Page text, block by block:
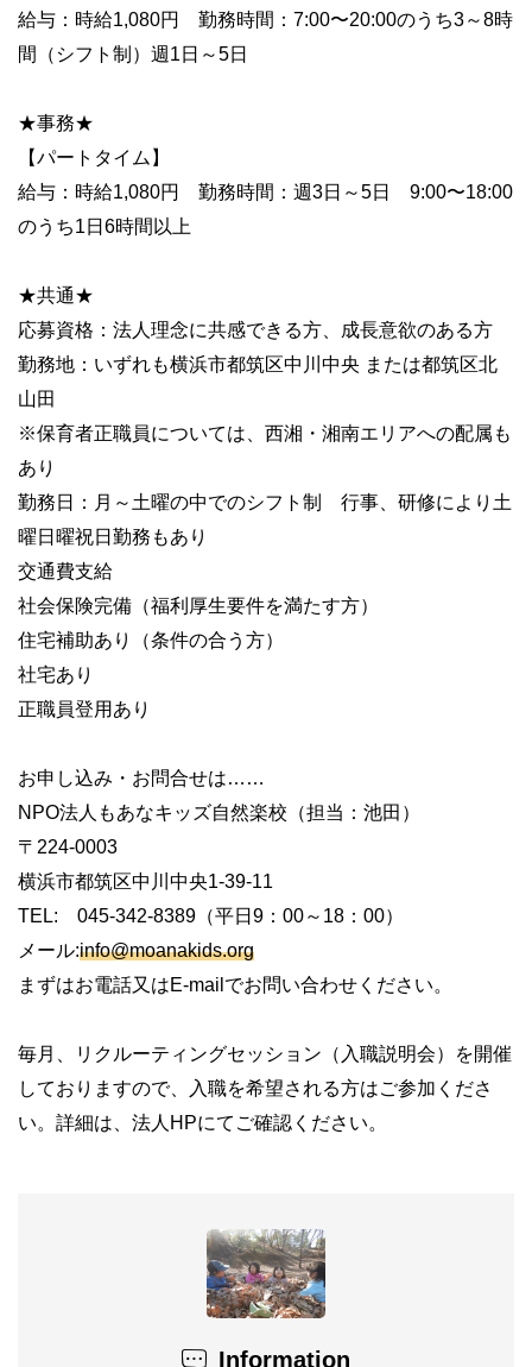
給与：時給1,080円 勤務時間：7:00〜20:00のうち3～8時
間（シフト制）週1日～5日
★事務★
【パートタイム】
給与：時給1,080円 勤務時間：週3日～5日 9:00〜18:00
のうち1日6時間以上
★共通★
応募資格：法人理念に共感できる方、成長意欲のある方
勤務地：いずれも横浜市都筑区中川中央 または都筑区北
山田
※保育者正職員については、西湘・湘南エリアへの配属も
あり
勤務日：月～土曜の中でのシフト制 行事、研修により土
曜日曜祝日勤務もあり
交通費支給
社会保険完備（福利厚生要件を満たす方）
住宅補助あり（条件の合う方）
社宅あり
正職員登用あり
お申し込み・お問合せは……
NPO法人もあなキッズ自然楽校（担当：池田）
〒224-0003
横浜市都筑区中川中央1-39-11
TEL: 045-342-8389（平日9：00～18：00）
メール:info@moanakids.org
まずはお電話又はE-mailでお問い合わせください。
毎月、リクルーティングセッション（入職説明会）を開催
しておりますので、入職を希望される方はご参加くださ
い。詳細は、法人HPにてご確認ください。
Information